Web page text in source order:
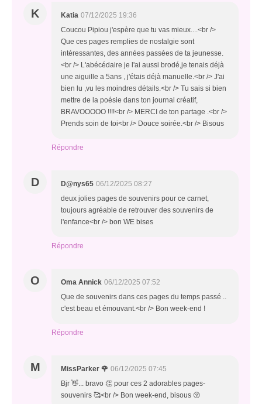
K Katia 07/12/2025 19:36
Coucou Pipiou j'espère que tu vas mieux....<br />
Que ces pages remplies de nostalgie sont
intéressantes, des années passées de ta jeunesse.
<br /> L'abécédaire je l'ai aussi brodé,je tenais déjà
une aiguille a 5ans , j'étais déjà manuelle.<br /> J'ai
bien lu ,vu les moindres détails.<br /> Tu sais si bien
mettre de la poésie dans ton journal créatif,
BRAVOOOOO !!!!<br /> MERCI de ton partage .<br />
Prends soin de toi<br /> Douce soirée.<br /> Bisous
Répondre
D D@nys65 06/12/2025 08:27
deux jolies pages de souvenirs pour ce carnet,
toujours agréable de retrouver des souvenirs de
l'enfance<br /> bon WE bises
Répondre
O Oma Annick 06/12/2025 07:52
Que de souvenirs dans ces pages du temps passé ..
c'est beau et émouvant.<br /> Bon week-end !
Répondre
M MissParker 🌹 06/12/2025 07:45
Bjr 👋... bravo 👏 pour ces 2 adorables pages-
souvenirs 🥰<br /> Bon week-end, bisous 😚